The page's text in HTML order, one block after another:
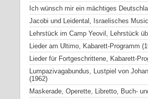
Ich wünsch mir ein mächtiges
Jacobi und Leidental, Israelisches
Lehrstück im Camp Yeovil, Lehrstück
Lieder am Ultimo, Kabarett-Programm
Lieder für Fortgeschrittene, Kabarett-
Lumpazivagabundus, Lustpiel von
(1962)
Maskerade, Operette, Libretto, Buch-